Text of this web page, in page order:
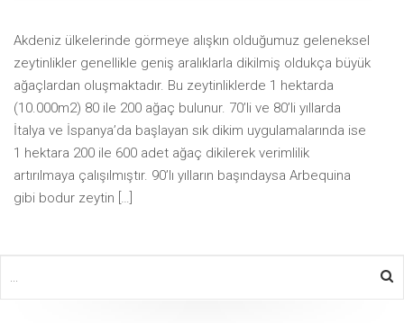
Akdeniz ülkelerinde görmeye alışkın olduğumuz geleneksel
zeytinlikler genellikle geniş aralıklarla dikilmiş oldukça büyük
ağaçlardan oluşmaktadır. Bu zeytinliklerde 1 hektarda
(10.000m2) 80 ile 200 ağaç bulunur. 70’li ve 80’li yıllarda
İtalya ve İspanya’da başlayan sık dikim uygulamalarında ise
1 hektara 200 ile 600 adet ağaç dikilerek verimlilik
artırılmaya çalışılmıştır. 90’lı yılların başındaysa Arbequina
gibi bodur zeytin […]